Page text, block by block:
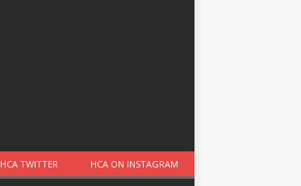
HCA TWITTER HCA ON INSTAGRAM